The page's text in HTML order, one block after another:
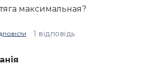
максимальная?
1 відповідь